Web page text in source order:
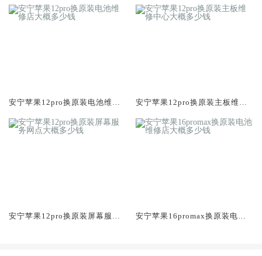
安宁苹果12pro换原装电池维修
安宁苹果12pro换原装主板维修
安宁苹果12pro换原装屏幕服务
安宁苹果16promax换原装电池